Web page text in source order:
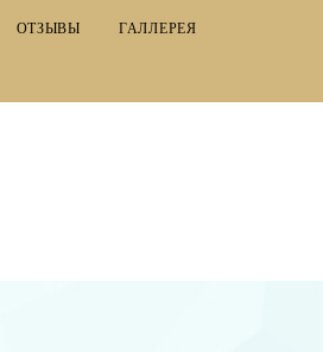
ОТЗЫВЫ ГАЛЛЕРЕЯ